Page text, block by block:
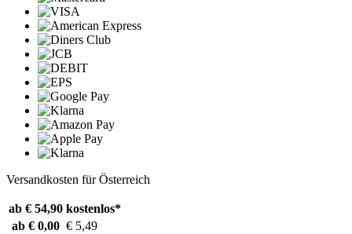
Versandkosten für Österreich
ab € 54,90 kostenlos*
ab € 0,00 € 5,49